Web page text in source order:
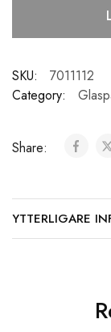
SKU:
7011112
Category:
Share:
YTTERLIGARE